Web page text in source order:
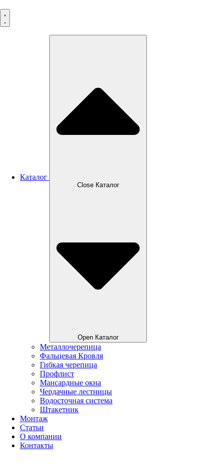
к
содержимому
Каталог
Close Каталог
Open Каталог
Металлочерепица
Фальцевая Кровля
Гибкая черепица
Профлист
Мансардные окна
Чердачные лестницы
Водосточная система
Штакетник
Монтаж
Статьи
О компании
Контакты